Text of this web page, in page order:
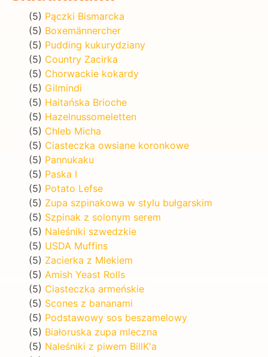
(5) Pączki Bismarcka
(5) Boxemännercher
(5) Pudding kukurydziany
(5) Country Zacirka
(5) Chorwackie kokardy
(5) Gilmindi
(5) Haitańska Brioche
(5) Hazelnussomeletten
(5) Chleb Micha
(5) Ciasteczka owsiane koronkowe
(5) Pannukaku
(5) Paska I
(5) Potato Lefse
(5) Zupa szpinakowa w stylu bułgarskim
(5) Szpinak z solonym serem
(5) Naleśniki szwedzkie
(5) USDA Muffins
(5) Zacierka z Mlekiem
(5) Amish Yeast Rolls
(5) Ciasteczka armeńskie
(5) Scones z bananami
(5) Podstawowy sos beszamelowy
(5) Białoruska zupa mleczna
(5) Naleśniki z piwem BillK'a